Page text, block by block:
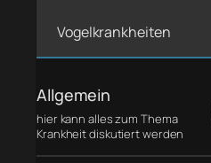
Vogelkrankheiten
Allgemein
hier kann alles zum Thema
Krankheit diskutiert werden